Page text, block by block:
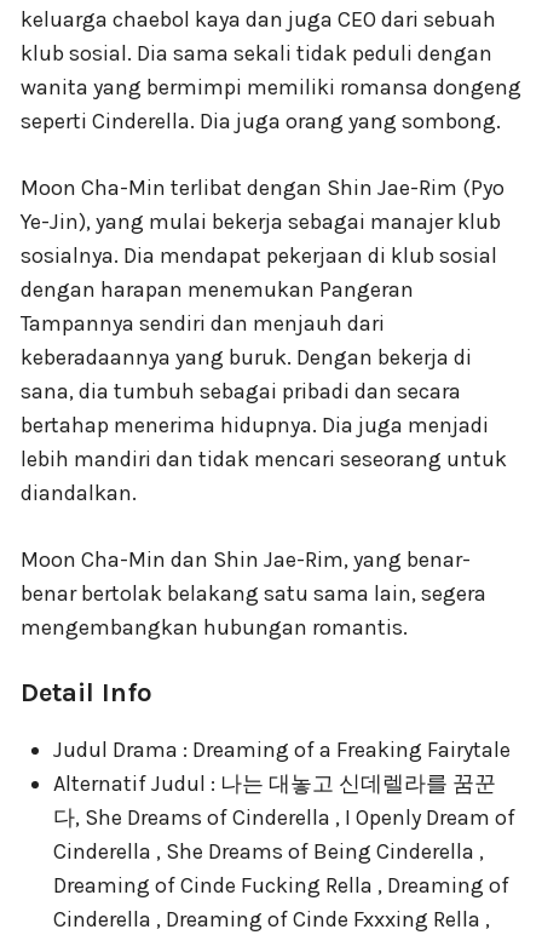
keluarga chaebol kaya dan juga CEO dari sebuah
klub sosial. Dia sama sekali tidak peduli dengan
wanita yang bermimpi memiliki romansa dongeng
seperti Cinderella. Dia juga orang yang sombong.
Moon Cha-Min terlibat dengan Shin Jae-Rim (Pyo
Ye-Jin), yang mulai bekerja sebagai manajer klub
sosialnya. Dia mendapat pekerjaan di klub sosial
dengan harapan menemukan Pangeran
Tampannya sendiri dan menjauh dari
keberadaannya yang buruk. Dengan bekerja di
sana, dia tumbuh sebagai pribadi dan secara
bertahap menerima hidupnya. Dia juga menjadi
lebih mandiri dan tidak mencari seseorang untuk
diandalkan.
Moon Cha-Min dan Shin Jae-Rim, yang benar-
benar bertolak belakang satu sama lain, segera
mengembangkan hubungan romantis.
Detail Info
Judul Drama : Dreaming of a Freaking Fairytale
Alternatif Judul : 나는 대놓고 신데렐라를 꿈꾼
다, She Dreams of Cinderella , I Openly Dream of
Cinderella , She Dreams of Being Cinderella ,
Dreaming of Cinde Fucking Rella , Dreaming of
Cinderella , Dreaming of Cinde Fxxxing Rella ,